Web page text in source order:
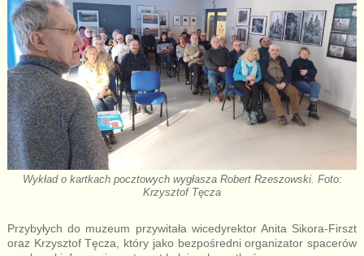
Wykład o kartkach pocztowych wygłasza Robert Rzeszowski. Foto:
Krzysztof Tęcza
Przybyłych do muzeum przywitała wicedyrektor Anita Sikora-Firszt
oraz Krzysztof Tęcza, który jako bezpośredni organizator spacerów